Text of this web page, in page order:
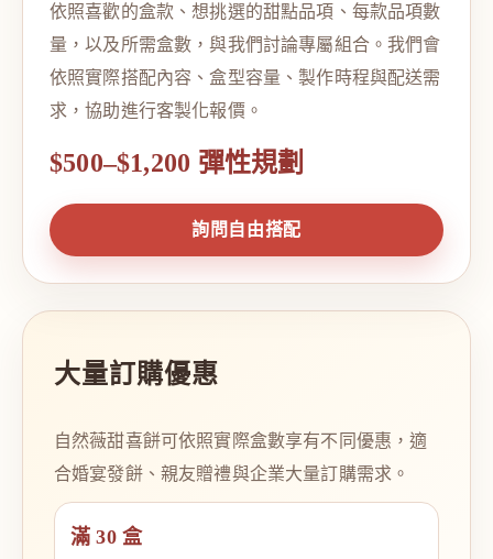
依照喜歡的盒款、想挑選的甜點品項、每款品項數
量，以及所需盒數，與我們討論專屬組合。我們會
依照實際搭配內容、盒型容量、製作時程與配送需
求，協助進行客製化報價。
$500–$1,200 彈性規劃
詢問自由搭配
大量訂購優惠
自然薇甜喜餅可依照實際盒數享有不同優惠，適
合婚宴發餅、親友贈禮與企業大量訂購需求。
滿 30 盒